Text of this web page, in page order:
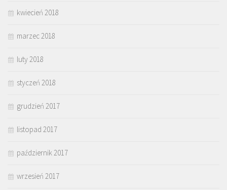
kwiecień 2018
marzec 2018
luty 2018
styczeń 2018
grudzień 2017
listopad 2017
październik 2017
wrzesień 2017